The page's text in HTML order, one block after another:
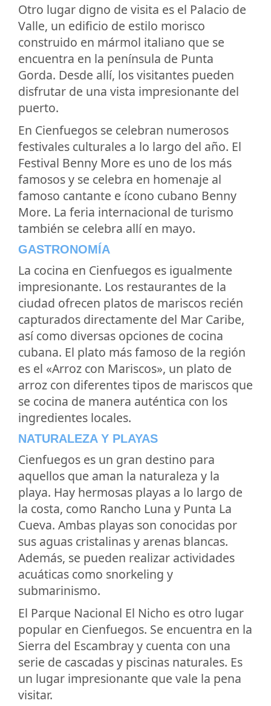
Otro lugar digno de visita es el Palacio de
Valle, un edificio de estilo morisco
construido en mármol italiano que se
encuentra en la península de Punta
Gorda. Desde allí, los visitantes pueden
disfrutar de una vista impresionante del
puerto.
En Cienfuegos se celebran numerosos
festivales culturales a lo largo del año. El
Festival Benny More es uno de los más
famosos y se celebra en homenaje al
famoso cantante e ícono cubano Benny
More. La feria internacional de turismo
también se celebra allí en mayo.
GASTRONOMÍA
La cocina en Cienfuegos es igualmente
impresionante. Los restaurantes de la
ciudad ofrecen platos de mariscos recién
capturados directamente del Mar Caribe,
así como diversas opciones de cocina
cubana. El plato más famoso de la región
es el «Arroz con Mariscos», un plato de
arroz con diferentes tipos de mariscos que
se cocina de manera auténtica con los
ingredientes locales.
NATURALEZA Y PLAYAS
Cienfuegos es un gran destino para
aquellos que aman la naturaleza y la
playa. Hay hermosas playas a lo largo de
la costa, como Rancho Luna y Punta La
Cueva. Ambas playas son conocidas por
sus aguas cristalinas y arenas blancas.
Además, se pueden realizar actividades
acuáticas como snorkeling y
submarinismo.
El Parque Nacional El Nicho es otro lugar
popular en Cienfuegos. Se encuentra en la
Sierra del Escambray y cuenta con una
serie de cascadas y piscinas naturales. Es
un lugar impresionante que vale la pena
visitar.